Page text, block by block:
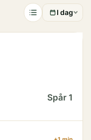
I dag
Spår 1